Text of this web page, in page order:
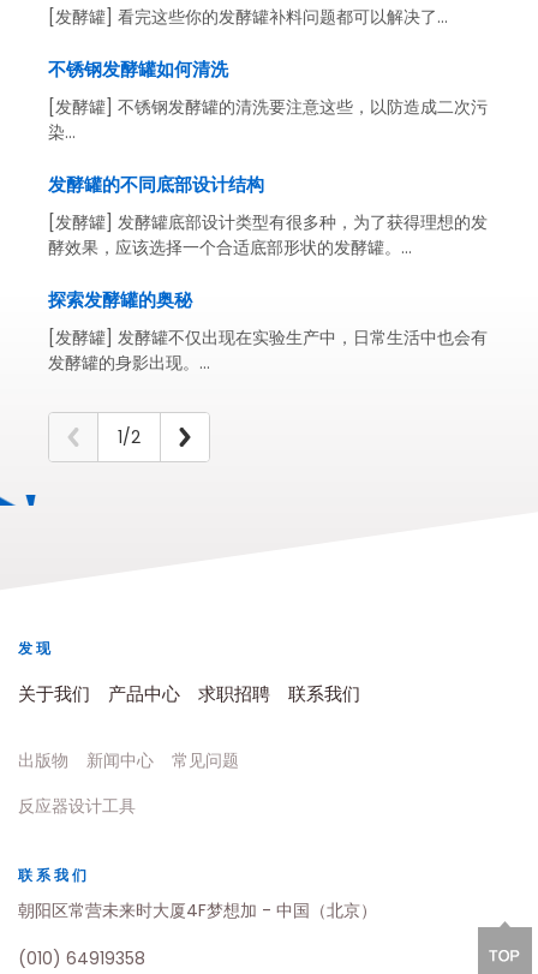
[发酵罐] 看完这些你的发酵罐补料问题都可以解决了...
不锈钢发酵罐如何清洗
[发酵罐] 不锈钢发酵罐的清洗要注意这些，以防造成二次污
染...
发酵罐的不同底部设计结构
[发酵罐] 发酵罐底部设计类型有很多种，为了获得理想的发
酵效果，应该选择一个合适底部形状的发酵罐。...
探索发酵罐的奥秘
[发酵罐] 发酵罐不仅出现在实验生产中，日常生活中也会有
发酵罐的身影出现。...
1/2
发现
关于我们 产品中心 求职招聘 联系我们
出版物 新闻中心
常见问题
反应器设计工具
联系我们
朝阳区常营未来时大厦4F梦想加 - 中国（北京）
(010) 64919358